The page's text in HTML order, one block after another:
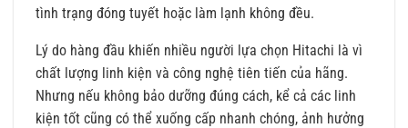
tình trạng đóng tuyết hoặc làm lạnh không đều.
Lý do hàng đầu khiến nhiều người lựa chọn Hitachi là vì
chất lượng linh kiện và công nghệ tiên tiến của hãng.
Nhưng nếu không bảo dưỡng đúng cách, kể cả các linh
kiện tốt cũng có thể xuống cấp nhanh chóng, ảnh hưởng